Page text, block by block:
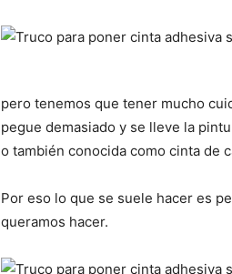
pero tenemos que tener mucho
pegue demasiado y se lleve la
o también conocida como cinta de
Por eso lo que se suele hacer es
queramos hacer.